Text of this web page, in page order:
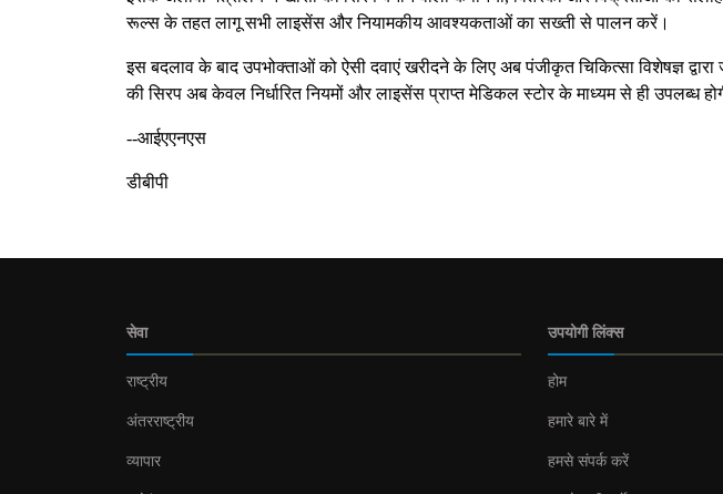
रूल्स के तहत लागू सभी लाइसेंस और नियामकीय आवश्यकताओं का सख्ती से पालन करें।
इस बदलाव के बाद उपभोक्ताओं को ऐसी दवाएं खरीदने के लिए अब पंजीकृत चिकित्सा विशेषज्ञ द्वारा
की सिरप अब केवल निर्धारित नियमों और लाइसेंस प्राप्त मेडिकल स्टोर के माध्यम से ही उपलब्ध
--आईएएनएस
डीबीपी
सेवा
राष्ट्रीय
अंतरराष्ट्रीय
व्यापार
उपयोगी लिंक्स
होम
हमारे बारे में
हमसे संपर्क करें